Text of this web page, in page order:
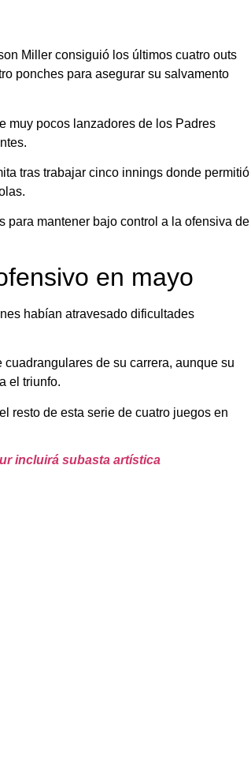
Miller consiguió los últimos cuatro outs
ponches para asegurar su salvamento
muy pocos lanzadores de los Padres
tras trabajar cinco innings donde permitió
para mantener bajo control a la ofensiva de
en mayo
habían atravesado dificultades
de su carrera, aunque su
el triunfo.
resto de esta serie de cuatro juegos en
incluirá subasta artística